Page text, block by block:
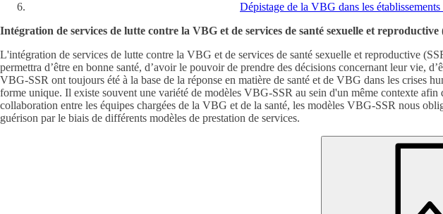
Dépistage de la VBG dans les établissements
Intégration de services de lutte contre la VBG et de services de santé sexuelle et reproductive
L'intégration de services de lutte contre la VBG et de services de santé sexuelle et reproductive
permettra d’être en bonne santé, d’avoir le pouvoir de prendre des décisions concernant leur vie,
VBG-SSR ont toujours été à la base de la réponse en matière de santé et de VBG dans les crises
forme unique. Il existe souvent une variété de modèles VBG-SSR au sein d'un même contexte
collaboration entre les équipes chargées de la VBG et de la santé, les modèles VBG-SSR nous
guérison par le biais de différents modèles de prestation de services.